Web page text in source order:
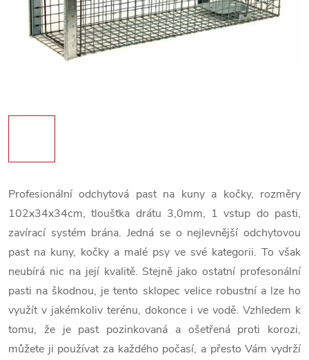
Profesionální odchytová past na kuny a kočky, rozměry
102x34x34cm, tloušťka drátu 3,0mm, 1 vstup do pasti,
zavírací systém brána. Jedná se o nejlevnější odchytovou
past na kuny, kočky a malé psy ve své kategorii. To však
neubírá nic na její kvalitě. Stejně jako ostatní profesonální
pasti na škodnou, je tento sklopec velice robustní a lze ho
využít v jakémkoliv terénu, dokonce i ve vodě. Vzhledem k
tomu, že je past pozinkovaná a ošetřená proti korozi,
můžete ji používat za každého počasí, a přesto Vám vydrží